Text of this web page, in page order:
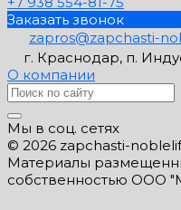
Заказать звонок
zapros@zapchasti-
г. Краснодар, п.
О компании
Мы в соц. сетях
© 2026 zapchasti-
Материалы
собственностью ООО